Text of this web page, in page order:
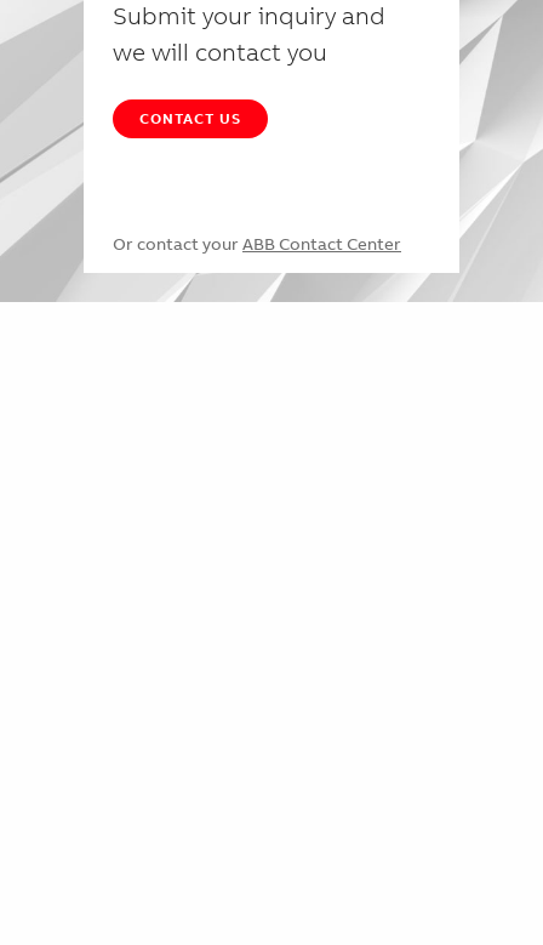
Submit your inquiry and
we will contact you
CONTACT US
Or contact your ABB Contact Center